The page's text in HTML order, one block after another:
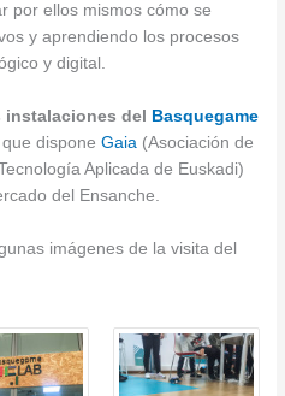
por ellos mismos cómo se
y aprendiendo los procesos
y digital.
instalaciones del
Basquegame
que disponeGaia (Asociación de
Aplicada de Euskadi)
del Ensanche.
imágenes de la visita del